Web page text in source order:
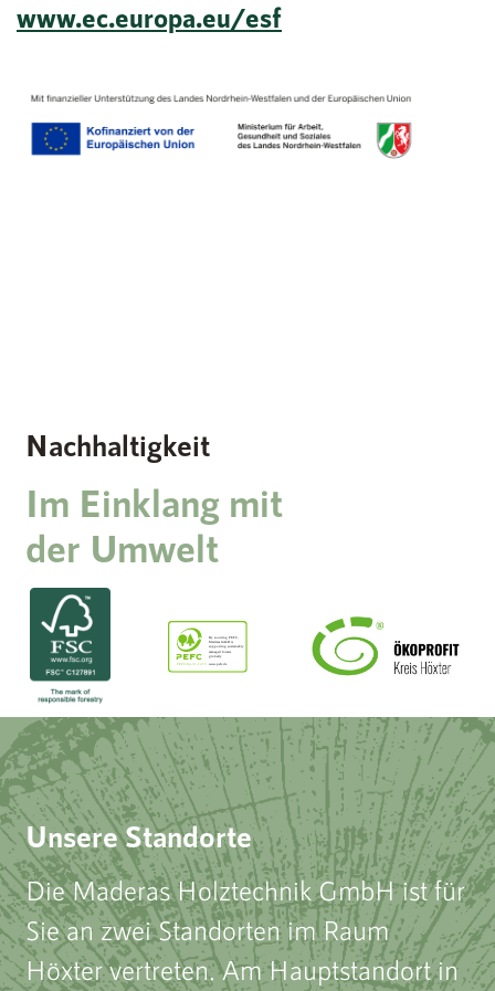
www.ec.europa.eu/esf
Nachhaltigkeit
Im Einklang mit
der Umwelt
Unsere Standorte
Die Maderas Holztechnik GmbH ist für
Sie an zwei Standorten im Raum
Höxter vertreten. Am Hauptstandort in